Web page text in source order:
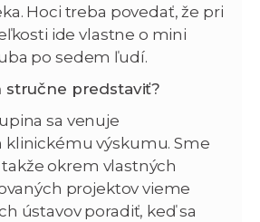
Hoci treba povedať, že pri
ide vlastne o mini
po sedem ľudí.
stručne predstaviť?
sa venuje
klinickému výskumu. Sme
okrem vlastných
projektov vieme
ústavov poradiť, keď sa